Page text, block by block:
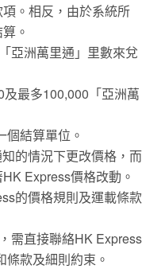
。相反，由於系統所
。
亞洲萬里通」里數來兌
最多100,000「亞洲萬
結算單位。
的情況下更改價格，而
Express價格改動。
的價格規則及運載條款
需直接聯絡HK Express
款及細則約束。